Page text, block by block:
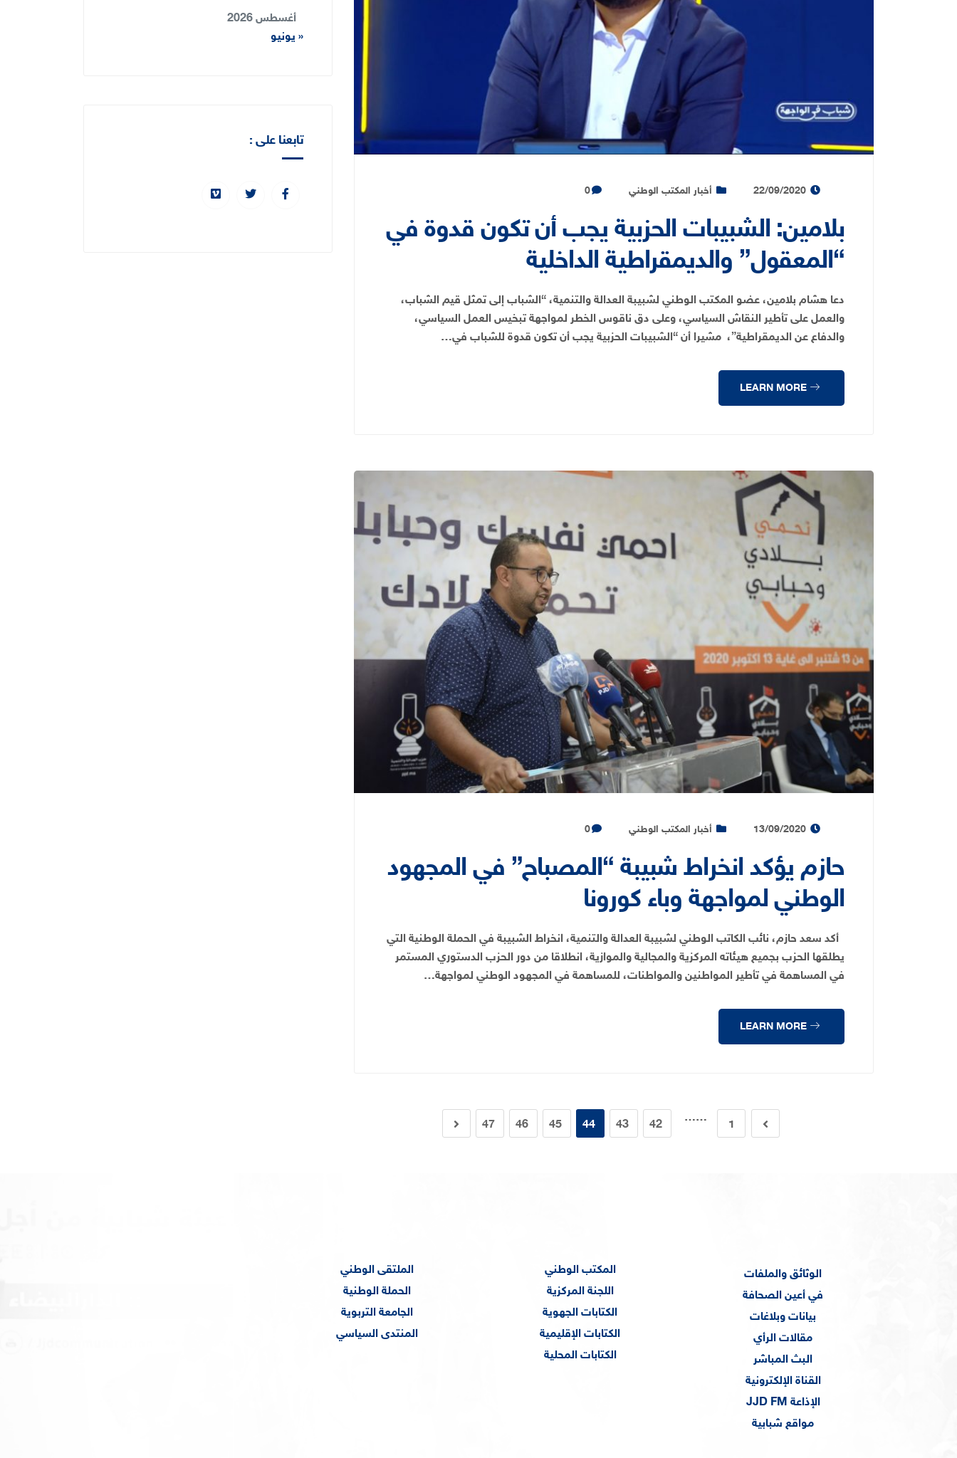
أخبار المكتب الوطني 0
بلامين: الشبيبات الحزبية يجب أن تكون قدوة في
“المعقول” والديمقراطية الداخلية
دعا هشام بلامين، عضو المكتب الوطني لشبيبة العدالة والتنمية، “الشباب إلى تمثل قيم الشباب،
والعمل على تأطير النقاش السياسي، وعلى دق ناقوس الخطر لمواجهة تبخيس العمل السياسي،
والدفاع عن الديمقراطية”، مشيرا أن “الشبيبات الحزبية يجب أن تكون قدوة للشباب في…
LEARN MORE
أخبار المكتب الوطني 0
حازم يؤكد انخراط شبيبة “المصباح” في المجهود
الوطني لمواجهة وباء كورونا
أكد سعد حازم، نائب الكاتب الوطني لشبيبة العدالة والتنمية، انخراط الشبيبة في الحملة الوطنية التي
يطلقها الحزب بجميع هيئاته المركزية والمجالية والموازية، انطلاقا من دور الحزب الدستوري المستمر
في المساهمة في تأطير المواطنين والمواطنات، للمساهمة في المجهود الوطني لمواجهة…
LEARN MORE
1
……
42
43
44
45
46
47
أغسطس 2026
« يونيو
تابعنا على :
الوثائق والملفات
في أعين الصحافة
بيانات وبلاغات
مقالات الرأي
البث المباشر
القناة الإلكترونية
الإذاعة JJD FM
مواقع شبابية
المكتب الوطني
اللجنة المركزية
الكتابات الجهوية
الكتابات الإقليمية
الكتابات المحلية
الملتقى الوطني
الحملة الوطنية
الجامعة التربوية
المنتدى السياسي